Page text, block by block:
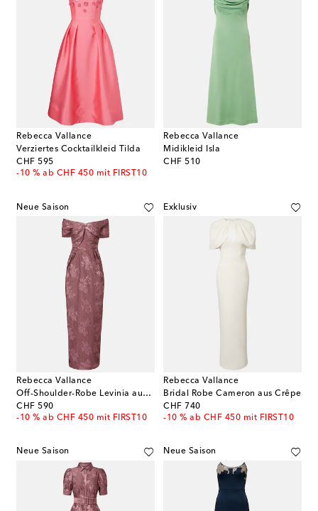
Rebecca Vallance
Verziertes Cocktailkleid Tilda
CHF 595
original price
-10 % ab CHF 450 mit FIRST10
Rebecca Vallance
Midikleid Isla
CHF 510
original price
Neue Saison
Rebecca Vallance
Off-Shoulder-Robe Levinia aus Brokat
CHF 590
original price
-10 % ab CHF 450 mit FIRST10
Exklusiv
Rebecca Vallance
Bridal Robe Cameron aus Crêpe
CHF 740
original price
-10 % ab CHF 450 mit FIRST10
Neue Saison Neue Saison